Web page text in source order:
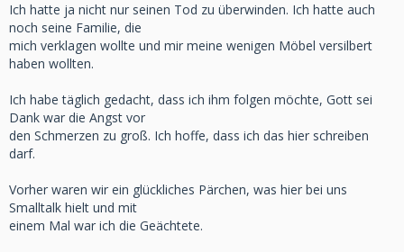
Ich hatte ja nicht nur seinen Tod zu überwinden. Ich hatte auch
noch seine Familie, die
mich verklagen wollte und mir meine wenigen Möbel versilbert
haben wollten.
Ich habe täglich gedacht, dass ich ihm folgen möchte, Gott sei
Dank war die Angst vor
den Schmerzen zu groß. Ich hoffe, dass ich das hier schreiben
darf.
Vorher waren wir ein glückliches Pärchen, was hier bei uns
Smalltalk hielt und mit
einem Mal war ich die Geächtete.